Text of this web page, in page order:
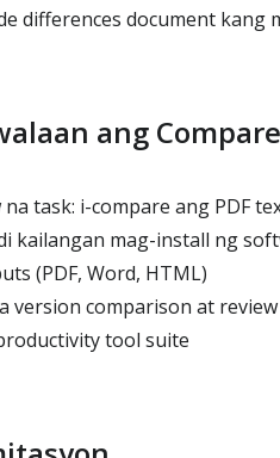
differences document kang
ang Compare
task: i-compare ang PDF
kailangan mag-install ng
(PDF, Word, HTML)
version comparison at review
tool suite